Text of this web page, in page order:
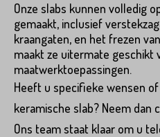
Onze slabs kunnen volledig
gemaakt, inclusief
kraangaten, en het frezen
maakt ze uitermate geschikt
maatwerktoepassingen.
Heeft u specifieke wensen
keramische slab? Neem dan
Ons team staat klaar om u
Plaats*
VERSTUREN